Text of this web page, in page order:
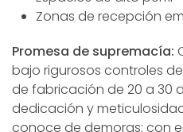
Zonas de recepción
Promesa de supremacía:
bajo rigurosos controles
de fabricación de 20 a 30
dedicación y
conoce de demoras; con